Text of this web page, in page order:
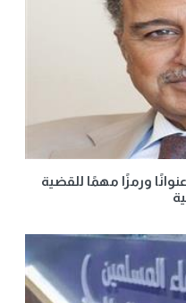
ورمزًا مهمًا للقضية